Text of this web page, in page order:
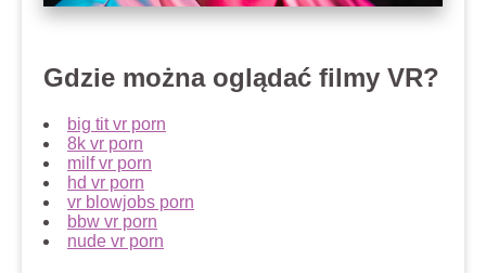
Gdzie można oglądać filmy VR?
big tit vr porn
8k vr porn
milf vr porn
hd vr porn
vr blowjobs porn
bbw vr porn
nude vr porn